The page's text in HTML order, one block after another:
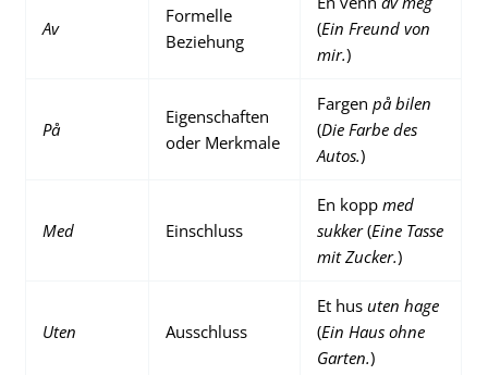
Av
Formelle
Beziehung
(Ein Freund von
mir.)
På
Eigenschaften
oder Merkmale
Fargenpå bilen
(Die Farbe des
Autos.)
Med Einschluss
En koppmed
sukker(Eine Tasse
mit Zucker.)
Uten Ausschluss
Et husuten hage
(Ein Haus ohne
Garten.)